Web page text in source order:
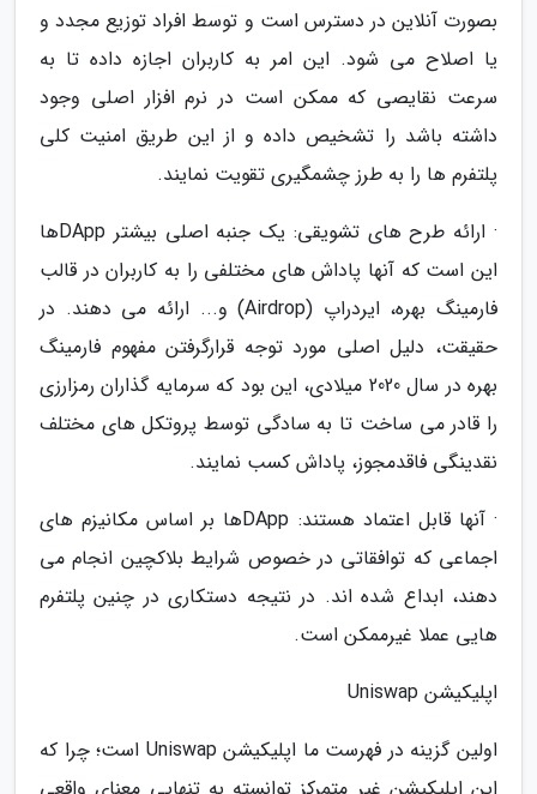
بصورت آنلاین در دسترس است و توسط افراد توزیع مجدد و
یا اصلاح می شود. این امر به کاربران اجازه داده تا به
سرعت نقایصی که ممکن است در نرم افزار اصلی وجود
داشته باشد را تشخیص داده و از این طریق امنیت کلی
پلتفرم ها را به طرز چشمگیری تقویت نمایند.
· ارائه طرح های تشویقی: یک جنبه اصلی بیشتر DAppها
این است که آنها پاداش های مختلفی را به کاربران در قالب
فارمینگ بهره، ایردراپ (Airdrop) و... ارائه می دهند. در
حقیقت، دلیل اصلی مورد توجه قرارگرفتن مفهوم فارمینگ
بهره در سال 2020 میلادی، این بود که سرمایه گذاران رمزارزی
را قادر می ساخت تا به سادگی توسط پروتکل های مختلف
نقدینگی فاقدمجوز، پاداش کسب نمایند.
· آنها قابل اعتماد هستند: DAppها بر اساس مکانیزم های
اجماعی که توافقاتی در خصوص شرایط بلاکچین انجام می
دهند، ابداع شده اند. در نتیجه دستکاری در چنین پلتفرم
هایی عملا غیرممکن است.
اپلیکیشن Uniswap
اولین گزینه در فهرست ما اپلیکیشن Uniswap است؛ چرا که